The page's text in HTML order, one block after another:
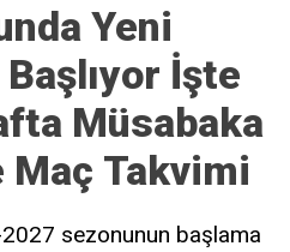
Yeni
Başlıyor İşte
Müsabaka
Maç Takvimi
sezonunun başlama